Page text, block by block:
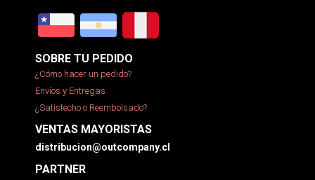
SOBRE TU PEDIDO
¿Cómo hacer un pedido?
Envíos y Entregas
¿Satisfecho o Reembolsado?
VENTAS MAYORISTAS
distribucion@outcompany.cl
PARTNER